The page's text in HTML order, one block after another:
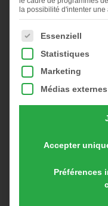
PLUS
Notre petit
clients pour votre
Que ce soit pour une
performance de
une belle bannière
Le petit apportera
à vos poules et à vos
la possibilité d'intenter
La liste suivante
Essenziell
Statistiques
Marketing
Médias externes
Accepter
Préférences